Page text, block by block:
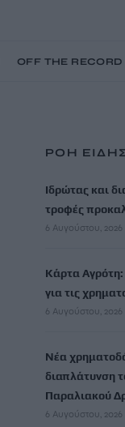
OFF THE RECORD
ΡΟΗ
Ιδρώτας και
τροφές
6 Αυγούστου, 2026
Κάρτα Αγρότη:
για τις
6 Αυγούστου, 2026
Νέα
διαπλάτυνση
Παραλιακού
6 Αυγούστου, 2026